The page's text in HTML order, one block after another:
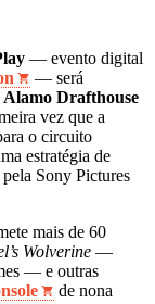
— evento digital
— será
Alamo Drafthouse
vez que a
o circuito
estratégia de
Sony Pictures
mais de 60
Wolverine —
— e outras
de nona